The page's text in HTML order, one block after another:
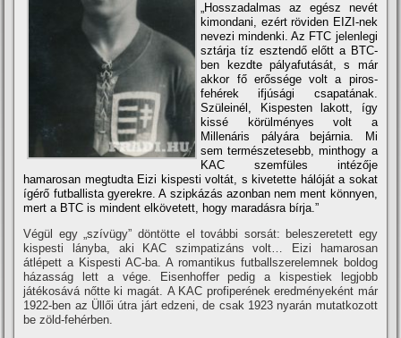
„Hosszadalmas az egész nevét
kimondani, ezért röviden EIZI-nek
nevezi mindenki. Az FTC jelenlegi
sztárja tí­z esztendő előtt a BTC-
ben kezdte pályafutását, s már
akkor fő erőssége volt a piros-
fehérek ifjúsági csapatának.
Szüleinél, Kispesten lakott, í­gy
kissé körülményes volt a
Millenáris pályára bejárnia. Mi
sem természetesebb, minthogy a
KAC szemfüles intézője
hamarosan megtudta Eizi kispesti voltát, s kivetette hálóját a sokat
í­gérő futballista gyerekre. A szipkázás azonban nem ment könnyen,
mert a BTC is mindent elkövetett, hogy maradásra bí­rja.”
Végül egy „szí­vügy” döntötte el további sorsát: beleszeretett egy
kispesti lányba, aki KAC szimpatizáns volt… Eizi hamarosan
átlépett a Kispesti AC-ba. A romantikus futballszerelemnek boldog
házasság lett a vége. Eisenhoffer pedig a kispestiek legjobb
játékosává nőtte ki magát. A KAC profiperének eredményeként már
1922-ben az Üllői útra járt edzeni, de csak 1923 nyarán mutatkozott
be zöld-fehérben.